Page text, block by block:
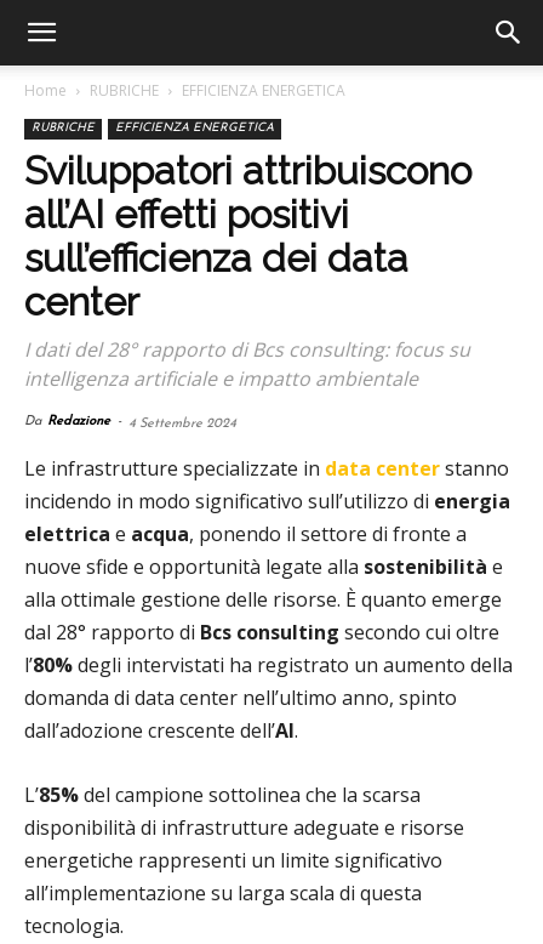
Home RUBRICHE EFFICIENZA ENERGETICA
RUBRICHE EFFICIENZA ENERGETICA
Sviluppatori attribuiscono
all’AI effetti positivi
sull’efficienza dei data
center
I dati del 28° rapporto di Bcs consulting: focus su
intelligenza artificiale e impatto ambientale
Da Redazione - 4 Settembre 2024
Le infrastrutture specializzate in data centerstanno
incidendo in modo significativo sull’utilizzo di energia
elettrica e acqua, ponendo il settore di fronte a
nuove sfide e opportunità legate alla sostenibilità e
alla ottimale gestione delle risorse. È quanto emerge
dal 28° rapporto di Bcs consulting secondo cui oltre
l’80%degli intervistati ha registrato un aumento della
domanda di data center nell’ultimo anno, spinto
dall’adozione crescente dell’AI.
L’85%del campione sottolinea che la scarsa
disponibilità di infrastrutture adeguate e risorse
energetiche rappresenti un limite significativo
all’implementazione su larga scala di questa
tecnologia.